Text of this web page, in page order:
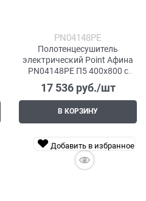
PN04148PE
Полотенцесушитель
электрический Point Афина
PN04148PE П5 400x800 с
полкой левый/правый, хром
17 536 руб./шт
В КОРЗИНУ
Добавить в избранное